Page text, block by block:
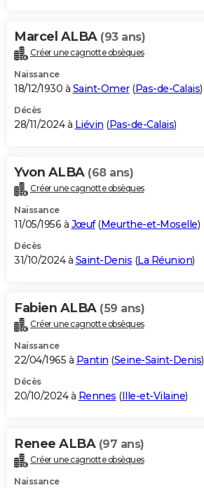
Marcel ALBA (93 ans)
Créer une cagnotte obsèques
Naissance
18/12/1930 à Saint-Omer(Pas-de-Calais)
Décès
28/11/2024 à Liévin (Pas-de-Calais)
Yvon ALBA (68 ans)
Créer une cagnotte obsèques
Naissance
11/05/1956 à Jœuf(Meurthe-et-Moselle)
Décès
31/10/2024 à Saint-Denis (La Réunion)
Fabien ALBA (59 ans)
Créer une cagnotte obsèques
Naissance
22/04/1965 à Pantin (Seine-Saint-Denis)
Décès
20/10/2024 à Rennes (Ille-et-Vilaine)
Renee ALBA (97 ans)
Créer une cagnotte obsèques
Naissance